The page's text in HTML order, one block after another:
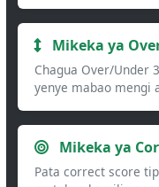
Mikeka ya
Chagua Over/Under
yenye mabao mengi
Mikeka ya
Pata correct score